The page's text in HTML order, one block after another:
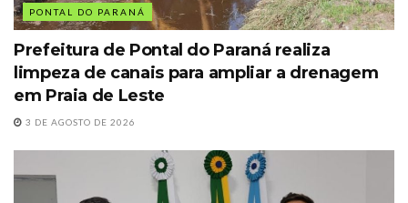
PONTAL DO PARANÁ
Prefeitura de Pontal do Paraná realiza
limpeza de canais para ampliar a drenagem
em Praia de Leste
3 DE AGOSTO DE 2026